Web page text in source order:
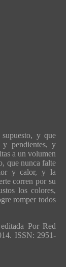
y que
y pendientes, y
a un volumen
que nunca falte
y calor, y la
corren por su
los colores,
romper todos
Por Red
ISSN: 2951-